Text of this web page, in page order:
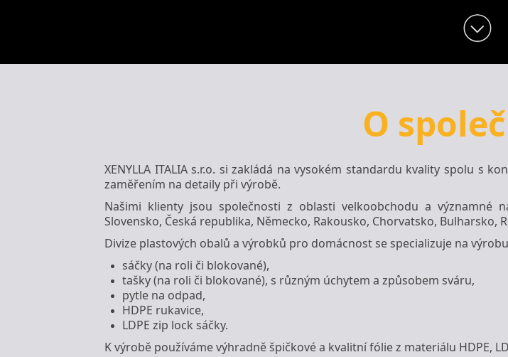
O
XENYLLA ITALIA s.r.o. si zakládá na vysokém standardu kvality spolu s
zaměřením na detaily při výrobě.
Našimi klienty jsou společnosti z oblasti velkoobchodu a významné
Slovensko, Česká republika, Německo, Rakousko, Chorvatsko, Bulharsko,
Divize plastových obalů a výrobků pro domácnost se specializuje na
sáčky (na roli či blokované),
tašky (na roli či blokované), s různým úchytem a způsobem sváru,
pytle na odpad,
HDPE rukavice,
LDPE zip lock sáčky.
K výrobě používáme výhradně špičkové a kvalitní fólie z materiálu HDPE,